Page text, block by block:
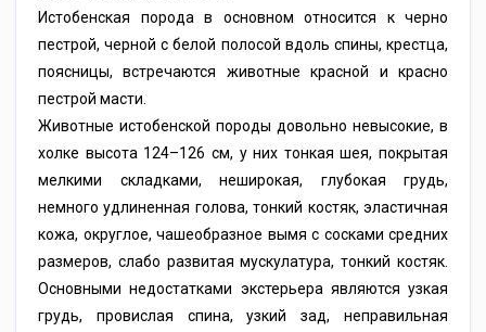
Истобенская порода в основном относится к черно
пестрой, черной с белой полосой вдоль спины, крестца,
поясницы, встречаются животные красной и красно
пестрой масти.
Животные истобенской породы довольно невысокие, в
холке высота 124–126 см, у них тонкая шея, покрытая
мелкими складками, неширокая, глубокая грудь,
немного удлиненная голова, тонкий костяк, эластичная
кожа, округлое, чашеобразное вымя с сосками средних
размеров, слабо развитая мускулатура, тонкий костяк.
Основными недостатками экстерьера являются узкая
грудь, провислая спина, узкий зад, неправильная